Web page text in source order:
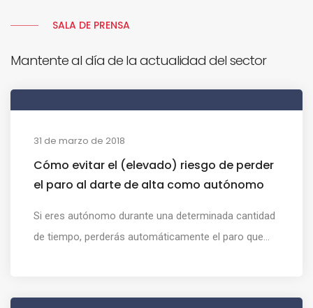
SALA DE PRENSA
Mantente al día de la actualidad del sector
31 de marzo de 2018
Cómo evitar el (elevado) riesgo de perder
el paro al darte de alta como autónomo
Si eres autónomo durante una determinada cantidad
de tiempo, perderás automáticamente el paro que...